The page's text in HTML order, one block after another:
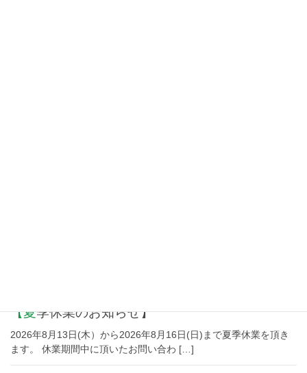
【夏季休業のお知らせ】
2026年8月13日(木）から2026年8月16日(日)まで夏季休業を頂き
ます。 休業期間中に頂いたお問い合わ […]